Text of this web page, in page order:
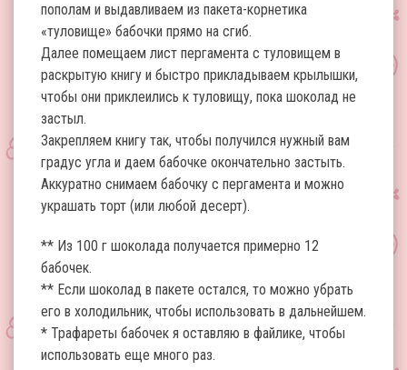
пополам и выдавливаем из пакета-корнетика
«туловище» бабочки прямо на сгиб.
Далее помещаем лист пергамента с туловищем в
раскрытую книгу и быстро прикладываем крылышки,
чтобы они приклеились к туловищу, пока шоколад не
застыл.
Закрепляем книгу так, чтобы получился нужный вам
градус угла и даем бабочке окончательно застыть.
Аккуратно снимаем бабочку с пергамента и можно
украшать торт (или любой десерт).
** Из 100 г шоколада получается примерно 12
бабочек.
** Если шоколад в пакете остался, то можно убрать
его в холодильник, чтобы использовать в дальнейшем.
* Трафареты бабочек я оставляю в файлике, чтобы
использовать еще много раз.